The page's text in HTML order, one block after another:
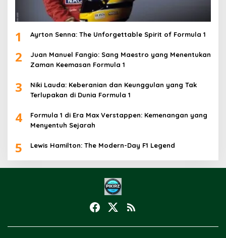
1 Ayrton Senna: The Unforgettable Spirit of Formula 1
2
Juan Manuel Fangio: Sang Maestro yang Menentukan
Zaman Keemasan Formula 1
3
Niki Lauda: Keberanian dan Keunggulan yang Tak
Terlupakan di Dunia Formula 1
4
Formula 1 di Era Max Verstappen: Kemenangan yang
Menyentuh Sejarah
5 Lewis Hamilton: The Modern-Day F1 Legend